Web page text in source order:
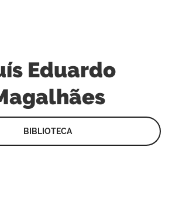
Eduardo
BIBLIOTECA